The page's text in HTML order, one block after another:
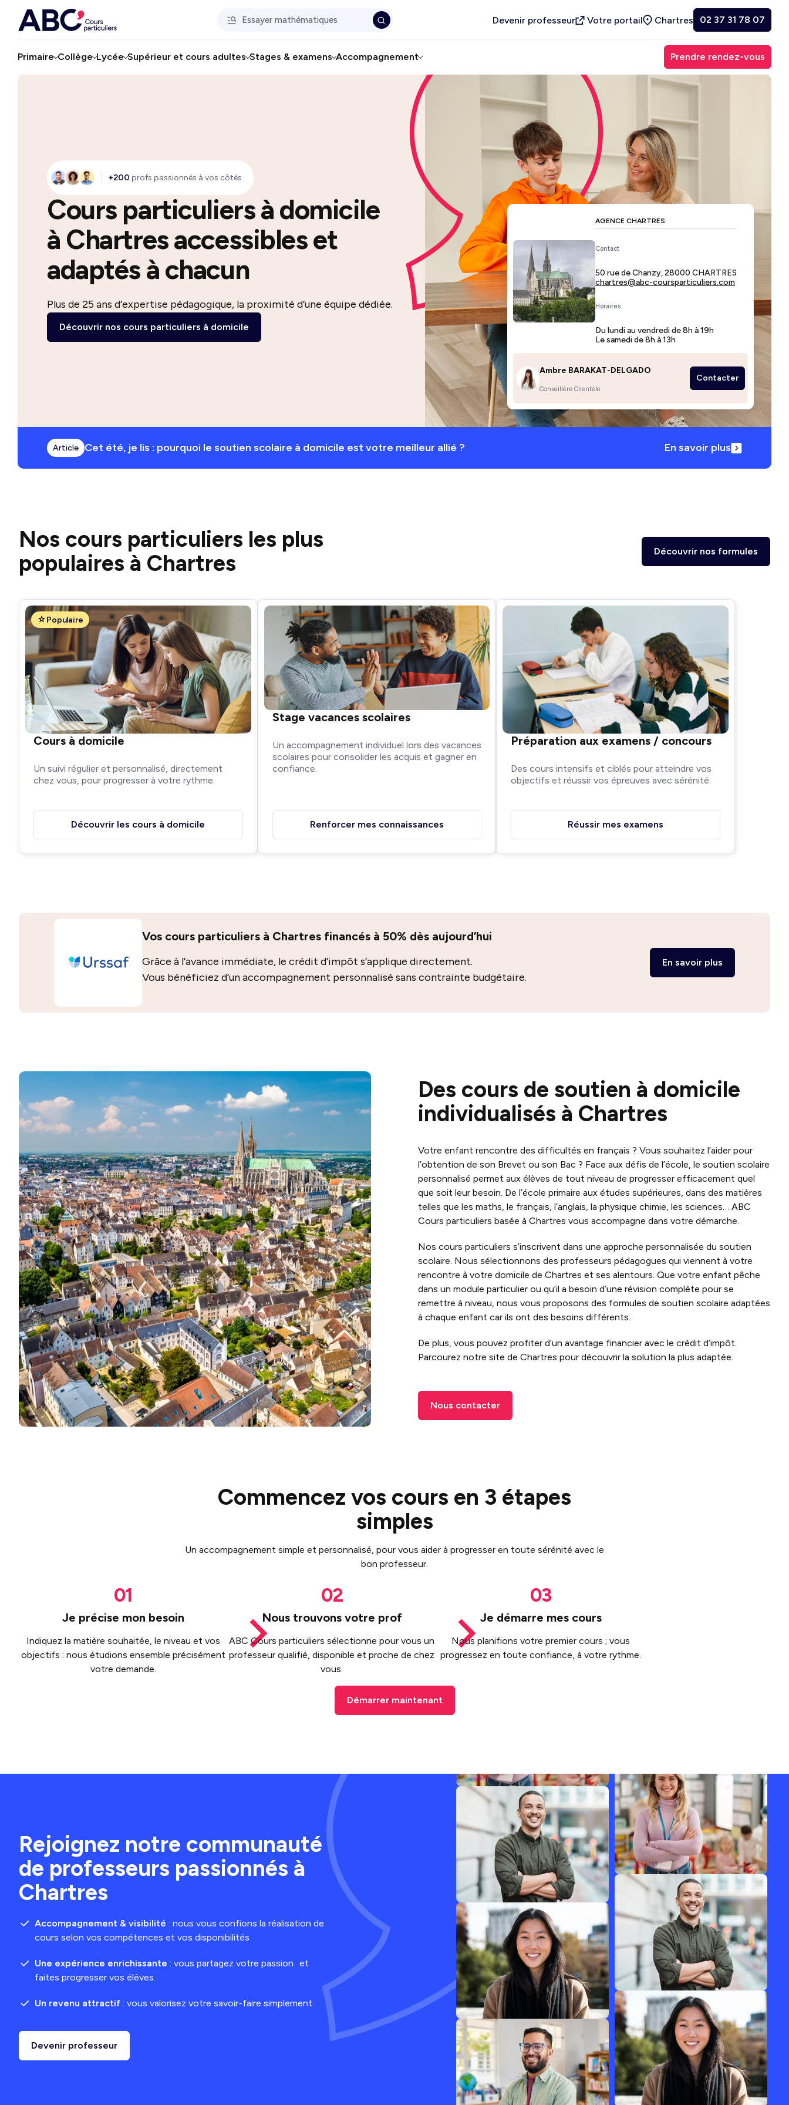
Devenir professeur Votre portail Chartres 02 37 31 78 07
Primaire Collège Lycée Supérieur et cours adultes Stages & examens Accompagnement Prendre rendez-vous
+200 profs passionnés à vos côtés
Cours particuliers à domicile
à Chartres accessibles et
adaptés à chacun
Plus de 25 ans d’expertise pédagogique, la proximité d’une équipe dédiée.
Découvrir nos cours particuliers à domicile
AGENCE CHARTRES
Contact
50 rue de Chanzy, 28000 CHARTRES
chartres@abc-coursparticuliers.com
Horaires
Du lundi au vendredi de 8h à 19h
Le samedi de 8h à 13h
Ambre BARAKAT-DELGADO
Conseillère Clientèle
Contacter
Article Cet été, je lis : pourquoi le soutien scolaire à domicile est votre meilleur allié ? En savoir plus
Nos cours particuliers les plus
populaires à Chartres
Découvrir nos formules
Populaire
Cours à domicile
Un suivi régulier et personnalisé, directement
chez vous, pour progresser à votre rythme.
Découvrir les cours à domicile
Stage vacances scolaires
Un accompagnement individuel lors des vacances
scolaires pour consolider les acquis et gagner en
confiance.
Renforcer mes connaissances
Préparation aux examens / concours
Des cours intensifs et ciblés pour atteindre vos
objectifs et réussir vos épreuves avec sérénité.
Réussir mes examens
Vos cours particuliers à Chartres financés à 50% dès aujourd’hui
Grâce à l’avance immédiate, le crédit d’impôt s’applique directement.
Vous bénéficiez d’un accompagnement personnalisé sans contrainte budgétaire.
En savoir plus
Des cours de soutien à domicile
individualisés à Chartres
Votre enfant rencontre des difficultés en français ? Vous souhaitez l’aider pour
l’obtention de son Brevet ou son Bac ? Face aux défis de l’école, le soutien scolaire
personnalisé permet aux élèves de tout niveau de progresser efficacement quel
que soit leur besoin. De l’école primaire aux études supérieures, dans des matières
telles que les maths, le français, l’anglais, la physique chimie, les sciences… ABC
Cours particuliers basée à Chartres vous accompagne dans votre démarche.
Nos cours particuliers s’inscrivent dans une approche personnalisée du soutien
scolaire. Nous sélectionnons des professeurs pédagogues qui viennent à votre
rencontre à votre domicile de Chartres et ses alentours. Que votre enfant pêche
dans un module particulier ou qu’il a besoin d’une révision complète pour se
remettre à niveau, nous vous proposons des formules de soutien scolaire adaptées
à chaque enfant car ils ont des besoins différents.
De plus, vous pouvez profiter d’un avantage financier avec le crédit d’impôt.
Parcourez notre site de Chartres pour découvrir la solution la plus adaptée.
Nous contacter
Commencez vos cours en 3 étapes
simples
Un accompagnement simple et personnalisé, pour vous aider à progresser en toute sérénité avec le
bon professeur.
Je précise mon besoin
Indiquez la matière souhaitée, le niveau et vos
objectifs : nous étudions ensemble précisément
votre demande.
Nous trouvons votre prof
ABC Cours particuliers sélectionne pour vous un
professeur qualifié, disponible et proche de chez
vous.
Je démarre mes cours
Nous planifions votre premier cours ; vous
progressez en toute confiance, à votre rythme.
Démarrer maintenant
Rejoignez notre communauté
de professeurs passionnés à
Chartres
Accompagnement & visibilité : nous vous confions la réalisation de
cours selon vos compétences et vos disponibilités
Une expérience enrichissante : vous partagez votre passion et
faites progresser vos élèves.
Un revenu attractif : vous valorisez votre savoir-faire simplement.
Devenir professeur